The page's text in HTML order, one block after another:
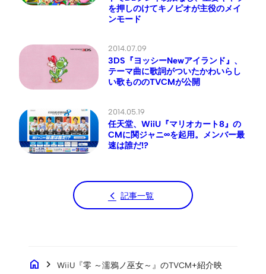
を押しのけてキノピオが主役のメイ
ンモード
2014.07.09
3DS『ヨッシーNewアイランド』、
テーマ曲に歌詞がついたかわいらし
い歌もののTVCMが公開
2014.05.19
任天堂、WiiU『マリオカート8』の
CMに関ジャニ∞を起用。メンバー最
速は誰だ!?
記事一覧
home chevron_right WiiU『零 ～濡鴉ノ巫女～』のTVCM+紹介映